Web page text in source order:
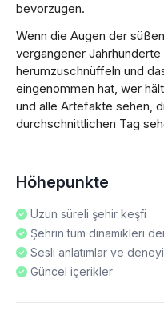
bevorzugen.
Wenn die Augen der
vergangener
herumzuschnüffeln und
eingenommen hat, wer
und alle Artefakte sehen,
durchschnittlichen Tag
Höhepunkte
Uzun süreli şehir keşfi
Şehrin tüm dinamikleri
Sesli anlatımlar ve
Güncel içerikler